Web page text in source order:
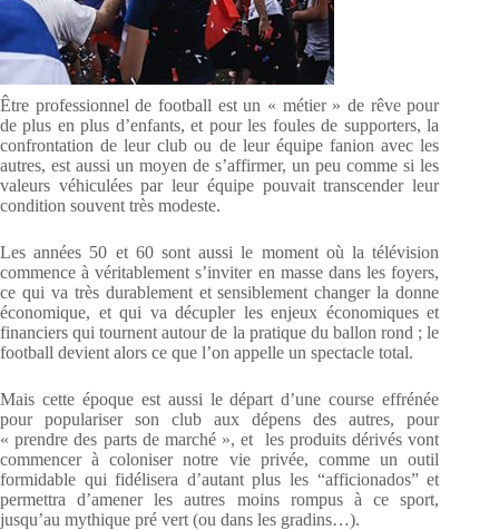
Être professionnel de football est un « métier » de rêve pour
de plus en plus d’enfants, et pour les foules de supporters, la
confrontation de leur club ou de leur équipe fanion avec les
autres, est aussi un moyen de s’affirmer, un peu comme si les
valeurs véhiculées par leur équipe pouvait transcender leur
condition souvent très modeste.
Les années 50 et 60 sont aussi le moment où la télévision
commence à véritablement s’inviter en masse dans les foyers,
ce qui va très durablement et sensiblement changer la donne
économique, et qui va décupler les enjeux économiques et
financiers qui tournent autour de la pratique du ballon rond ; le
football devient alors ce que l’on appelle un spectacle total.
Mais cette époque est aussi le départ d’une course effrénée
pour populariser son club aux dépens des autres, pour
« prendre des parts de marché », et les produits dérivés vont
commencer à coloniser notre vie privée, comme un outil
formidable qui fidélisera d’autant plus les “afficionados” et
permettra d’amener les autres moins rompus à ce sport,
jusqu’au mythique pré vert (ou dans les gradins…).